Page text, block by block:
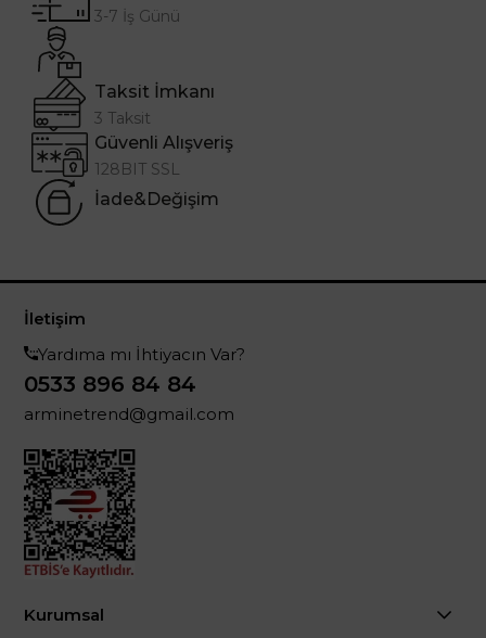
3-7 İş Günü
Taksit İmkanı
3 Taksit
Güvenli Alışveriş
128BIT SSL
İade&Değişim
İletişim
Yardıma mı İhtiyacın Var?
0533 896 84 84
arminetrend@gmail.com
Kurumsal